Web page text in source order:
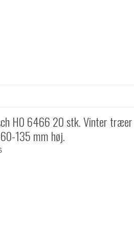
H0 6466 20 stk. Vinter træer
135 mm høj.